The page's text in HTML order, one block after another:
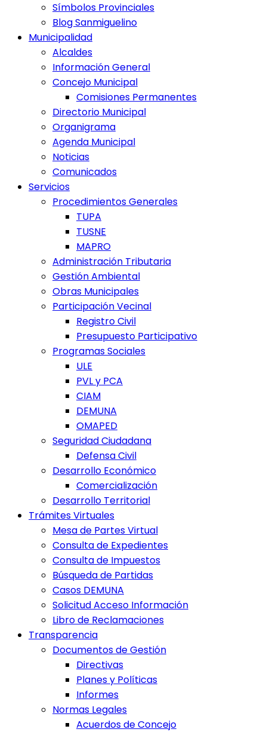
Símbolos Provinciales
Blog Sanmiguelino
Municipalidad
Alcaldes
Información General
Concejo Municipal
Comisiones Permanentes
Directorio Municipal
Organigrama
Agenda Municipal
Noticias
Comunicados
Servicios
Procedimientos Generales
TUPA
TUSNE
MAPRO
Administración Tributaria
Gestión Ambiental
Obras Municipales
Participación Vecinal
Registro Civil
Presupuesto Participativo
Programas Sociales
ULE
PVL y PCA
CIAM
DEMUNA
OMAPED
Seguridad Ciudadana
Defensa Civil
Desarrollo Económico
Comercialización
Desarrollo Territorial
Trámites Virtuales
Mesa de Partes Virtual
Consulta de Expedientes
Consulta de Impuestos
Búsqueda de Partidas
Casos DEMUNA
Solicitud Acceso Información
Libro de Reclamaciones
Transparencia
Documentos de Gestión
Directivas
Planes y Políticas
Informes
Normas Legales
Acuerdos de Concejo